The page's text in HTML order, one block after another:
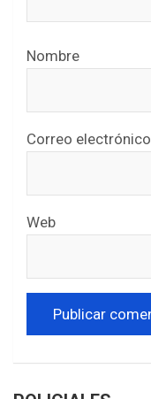
Nombre
Correo electrónico
Web